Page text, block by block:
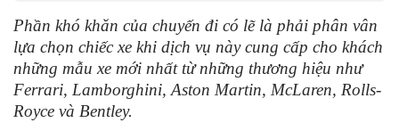
Phần khó khăn của chuyến đi có lẽ là phải phân vân
lựa chọn chiếc xe khi dịch vụ này cung cấp cho khách
những mẫu xe mới nhất từ những thương hiệu như
Ferrari, Lamborghini, Aston Martin, McLaren, Rolls-
Royce và Bentley.